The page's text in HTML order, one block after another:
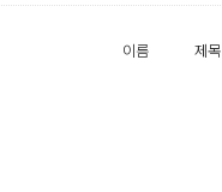
이름 제목